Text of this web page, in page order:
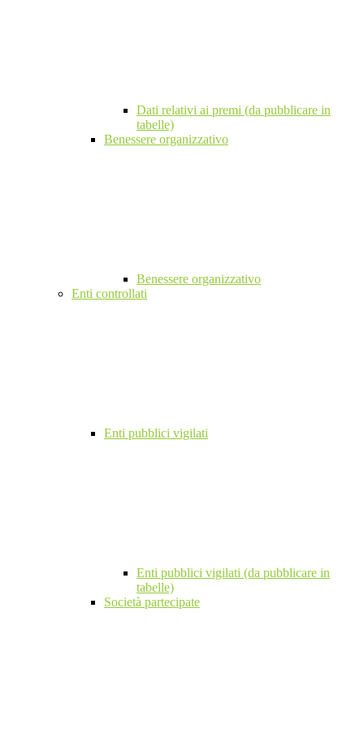
Dati relativi ai premi (da pubblicare in
tabelle)
Benessere organizzativo
Benessere organizzativo
Enti controllati
Enti pubblici vigilati
Enti pubblici vigilati (da pubblicare in
tabelle)
Società partecipate